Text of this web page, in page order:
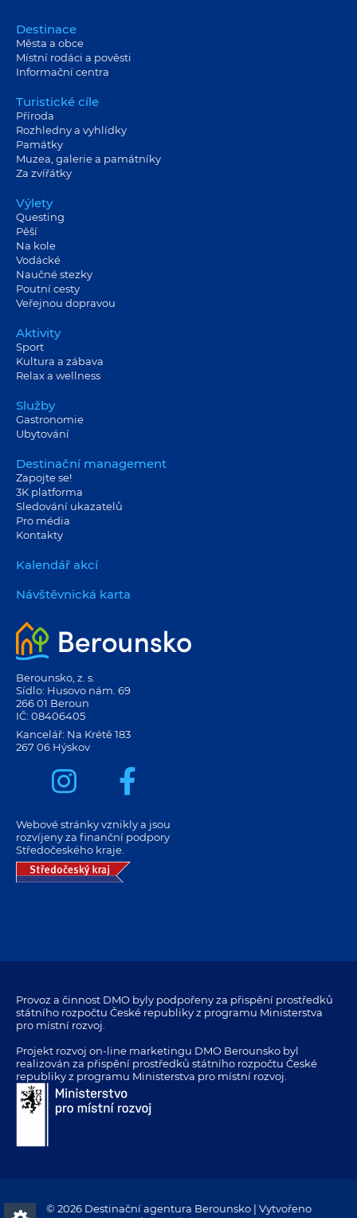
Destinace
Města a obce
Místní rodáci a pověsti
Informační centra
Turistické cíle
Příroda
Rozhledny a vyhlídky
Památky
Muzea, galerie a památníky
Za zvířátky
Výlety
Questing
Pěší
Na kole
Vodácké
Naučné stezky
Poutní cesty
Veřejnou dopravou
Aktivity
Sport
Kultura a zábava
Relax a wellness
Služby
Gastronomie
Ubytování
Destinační management
Zapojte se!
3K platforma
Sledování ukazatelů
Pro média
Kontakty
Kalendář akcí
Návštěvnická karta
Berounsko, z. s.
Sídlo: Husovo nám. 69
266 01 Beroun
IČ: 08406405
Kancelář: Na Krétě 183
267 06 Hýskov
Webové stránky vznikly a jsou
rozvíjeny za finanční podpory
Středočeského kraje.
Provoz a činnost DMO byly podpořeny za přispění prostředků
státního rozpočtu České republiky z programu Ministerstva
pro místní rozvoj.
Projekt rozvoj on-line marketingu DMO Berounsko byl
realizován za přispění prostředků státního rozpočtu České
republiky z programu Ministerstva pro místní rozvoj.
© 2026 Destinační agentura Berounsko | Vytvořeno